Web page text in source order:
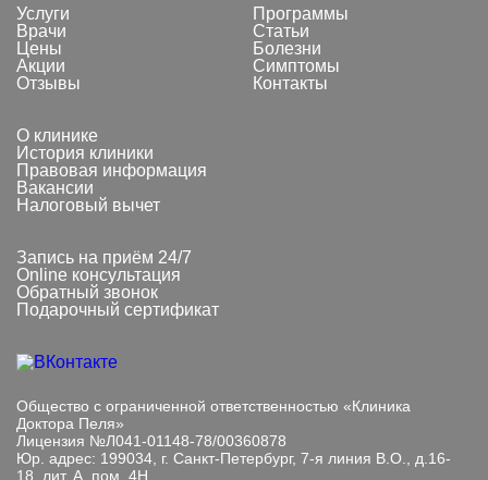
Услуги
Врачи
Цены
Акции
Отзывы
Программы
Статьи
Болезни
Симптомы
Контакты
О клинике
История клиники
Правовая информация
Вакансии
Налоговый вычет
Запись на приём 24/7
Online консультация
Обратный звонок
Подарочный сертификат
Общество с ограниченной ответственностью «Клиника
Доктора Пеля»
Лицензия №Л041-01148-78/00360878
Юр. адрес: 199034, г. Санкт-Петербург, 7-я линия В.О., д.16-
18, лит. А, пом. 4Н.